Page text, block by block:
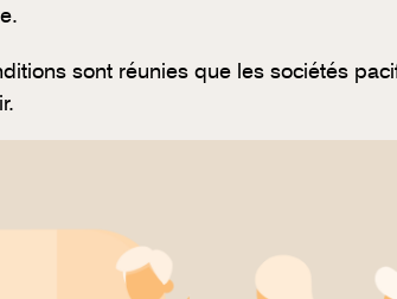
sont réunies que les sociétés